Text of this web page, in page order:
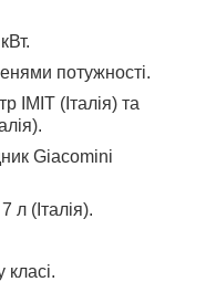
потужності.
IMIT (Італія) та
Giacomini
л (Італія).
класі.